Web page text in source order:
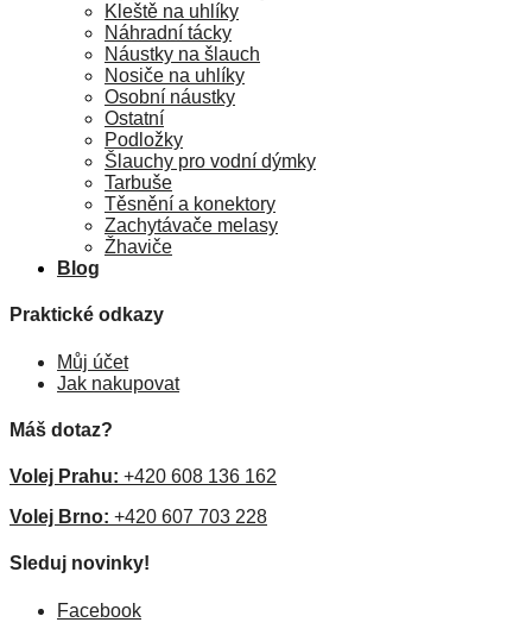
Kleště na uhlíky
Náhradní tácky
Náustky na šlauch
Nosiče na uhlíky
Osobní náustky
Ostatní
Podložky
Šlauchy pro vodní dýmky
Tarbuše
Těsnění a konektory
Zachytávače melasy
Žhaviče
Blog
Praktické odkazy
Můj účet
Jak nakupovat
Máš dotaz?
Volej Prahu: +420 608 136 162
Volej Brno: +420 607 703 228
Sleduj novinky!
Facebook